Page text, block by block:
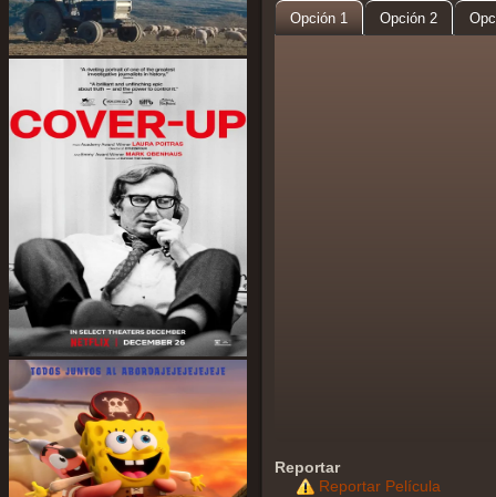
Opción 1 Opción 2
Reportar
Reportar Película